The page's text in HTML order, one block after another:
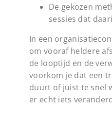
De gekozen
sessies dat
In een
om vooraf heldere
de looptijd en de
voorkom je dat een
duurt of juist te snel
er echt iets